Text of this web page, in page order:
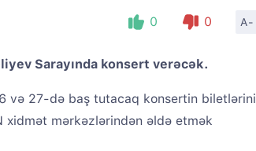
0 0 A-
Sarayında konsert verəcək.
və 27-də baş tutacaq konsertin biletlərini
xidmət mərkəzlərindən əldə etmək